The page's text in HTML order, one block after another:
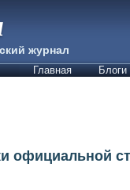
журнал
Главная Блоги
официальной